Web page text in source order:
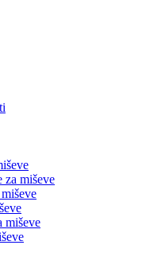
za miševe
miševe